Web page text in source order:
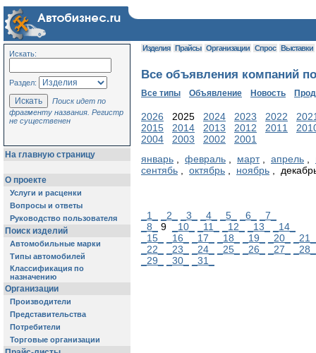
Искать:
Раздел:
Поиск идет по
фрагменту названия. Регистр
не существенен
На главную страницу
О проекте
Услуги и расценки
Вопросы и ответы
Руководство пользователя
Поиск изделий
Автомобильные марки
Типы автомобилей
Классификация по
назначению
Организации
Производители
Представительства
Потребители
Торговые организации
Изделия Прайсы Организации Спрос Выставки
Все объявления компаний
Все типы Объявление Новость
2026 2025 2024 2023 2022
2015
2014 2013 2012 2011
2004
2003 2002
2001
январь , февраль , март, апрель ,
сентябь , октябрь , ноябрь ,
_1_ _2_ _3_ _4_ _5_ _6_
_7_
_8_
9 _10_ _11_ _12_ _13_
_14_
_15_
_16_ _17_ _18_ _19_ _20_
_21_
_22_
_23_ _24_ _25_ _26_ _27_
_28_
_29_
_30_ _31_